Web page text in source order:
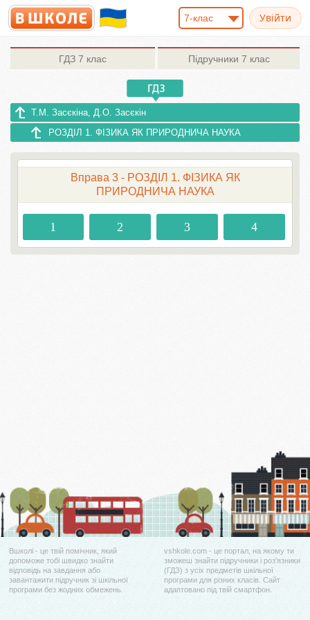
7-клас
ГДЗ 7 клас Підручники 7 клас
Т.М. Засєкіна, Д.О. Засєкін
РОЗДІЛ 1. ФІЗИКА ЯК ПРИРОДНИЧА НАУКА
Вправа 3 - РОЗДІЛ 1. ФІЗИКА ЯК
ПРИРОДНИЧА НАУКА
1 2 3 4
Вшколі - це твій помічник, який
допоможе тобі швидко знайти
відповідь на завдання або
завантажити підручник зі шкільної
програми без жодних обмежень.
vshkole.com - це портал, на якому ти
зможеш знайти підручники і роз'язники
(ГДЗ) з усіх предметів шкільної
програми для різних класів. Сайт
адаптовано під твій смартфон.